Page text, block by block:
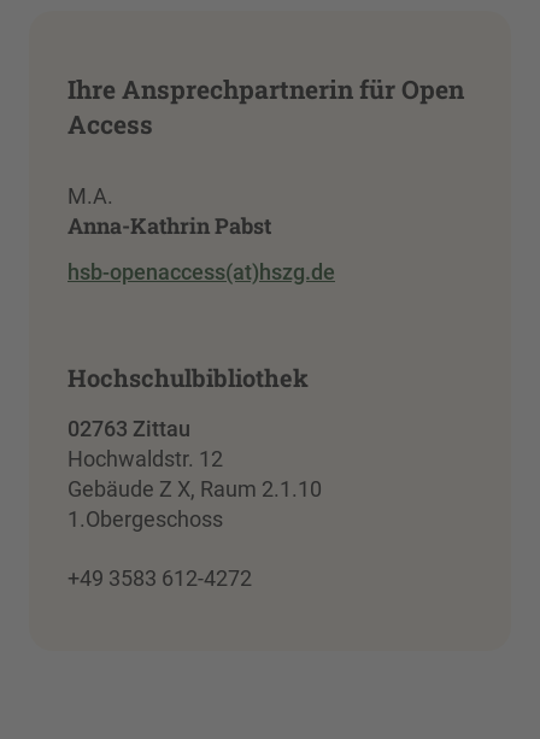
Ihre Ansprechpartnerin für Open
Access
M.A.
Anna-Kathrin Pabst
hsb-openaccess(at)hszg.de
Hochschulbibliothek
02763 Zittau
Hochwaldstr. 12
Gebäude Z X, Raum 2.1.10
1.Obergeschoss
+49 3583 612-4272